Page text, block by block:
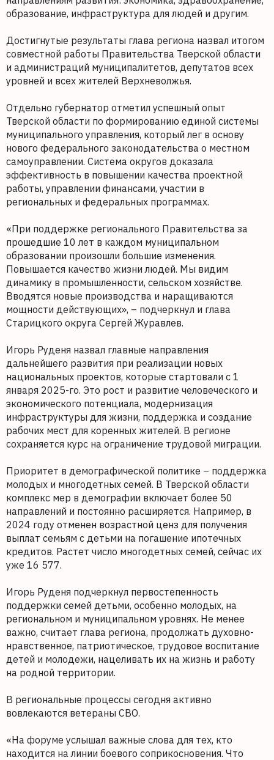
образование, инфраструктура для людей и другим.
Достигнутые результаты глава региона назвал итогом
совместной работы Правительства Тверской области
и администраций муниципалитетов, депутатов всех
уровней и всех жителей Верхневолжья.
Отдельно губернатор отметил успешный опыт
Тверской области по формированию единой системы
муниципального управления, который лег в основу
нового федерального законодательства о местном
самоуправлении. Система округов доказала
эффективность в повышении качества проектной
работы, управлении финансами, участии в
региональных и федеральных программах.
«При поддержке регионального Правительства за
прошедшие 10 лет в каждом муниципальном
образовании произошли большие изменения.
Повышается качество жизни людей. Мы видим
динамику в промышленности, сельском хозяйстве.
Вводятся новые производства и наращиваются
мощности действующих», – подчеркнул и глава
Старицкого округа Сергей Журавлев.
Игорь Руденя назвал главные направления
дальнейшего развития при реализации новых
национальных проектов, которые стартовали с 1
января 2025-го. Это рост и развитие человеческого и
экономического потенциала, модернизация
инфраструктуры для жизни, поддержка и создание
рабочих мест для коренных жителей. В регионе
сохраняется курс на ограничение трудовой миграции.
Приоритет в демографической политике – поддержка
молодых и многодетных семей. В Тверской области
комплекс мер в демографии включает более 50
направлений и постоянно расширяется. Например, в
2024 году отменен возрастной ценз для получения
выплат семьям с детьми на погашение ипотечных
кредитов. Растет число многодетных семей, сейчас их
уже 16 577.
Игорь Руденя подчеркнул первостепенность
поддержки семей детьми, особенно молодых, на
региональном и муниципальном уровнях. Не менее
важно, считает глава региона, продолжать духовно-
нравственное, патриотическое, трудовое воспитание
детей и молодежи, нацеливать их на жизнь и работу
на родной территории.
В региональные процессы сегодня активно
вовлекаются ветераны СВО.
«На форуме услышал важные слова для тех, кто
находится на линии боевого соприкосновения. Что